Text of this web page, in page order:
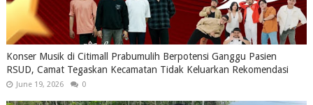
Konser Musik di Citimall Prabumulih Berpotensi Ganggu Pasien
RSUD, Camat Tegaskan Kecamatan Tidak Keluarkan Rekomendasi
June 19, 2026 0